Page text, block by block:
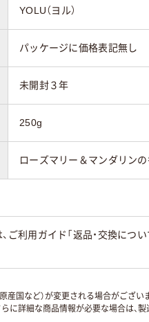
YOLU（ヨル）
パッケージに価格表記無し
未開封３年
250g
ローズマリー＆マンダリンの
利用ガイド「返品・交換につい
産国など）が変更される場合がござい
詳細な商品情報が必要な場合は、製